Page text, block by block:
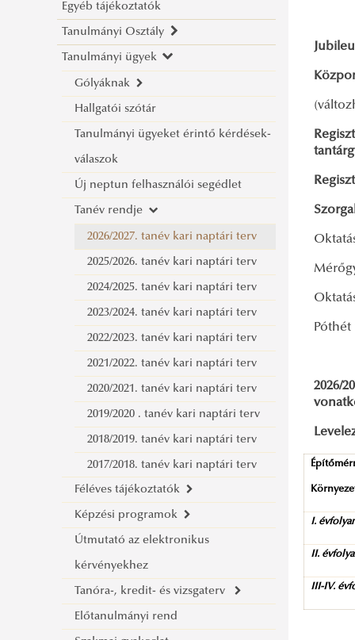
Dékáni intézkedések
Dékáni utasítások
Egyéb tájékoztatók
Tanulmányi Osztály
Ügyfélfogadás
Elérhetőségek
Tanulmányi ügyek
Gólyáknak
2026. Gólyatábor
Beiratkozási információk
Vízügyi ösztöndíj
Hallgatói szótár
Tanulmányi ügyeket érintő kérdések-
válaszok
Új neptun felhasználói segédlet
Tanév rendje
2026/2027. tanév kari naptári terv
2025/2026. tanév kari naptári terv
2024/2025. tanév kari naptári terv
2023/2024. tanév kari naptári terv
2022/2023. tanév kari naptári terv
2021/2022. tanév kari naptári terv
2020/2021. tanév kari naptári terv
2019/2020 . tanév kari naptári terv
2018/2019. tanév kari naptári terv
2017/2018. tanév kari naptári terv
Féléves tájékoztatók
Tájékoztató a 2025/2026. tanév
tavaszi félévre
Tájékoztató a 2025/2026. tanév őszi
félévre
Tájékoztató a 2024/2025. tanév
Képzési programok
Képzési programok 2026/2027
Képzési programok 2025/2026
Képzési programok 2024/2025
Képzési programok 2023/2024
Útmutató az elektronikus
kérvényekhez
Tanóra-, kredit- és vizsgaterv
Tanóra-, kredit-, és vizsgaterv
Előtanulmányi rend
2026/
I.
II.
III-IV.